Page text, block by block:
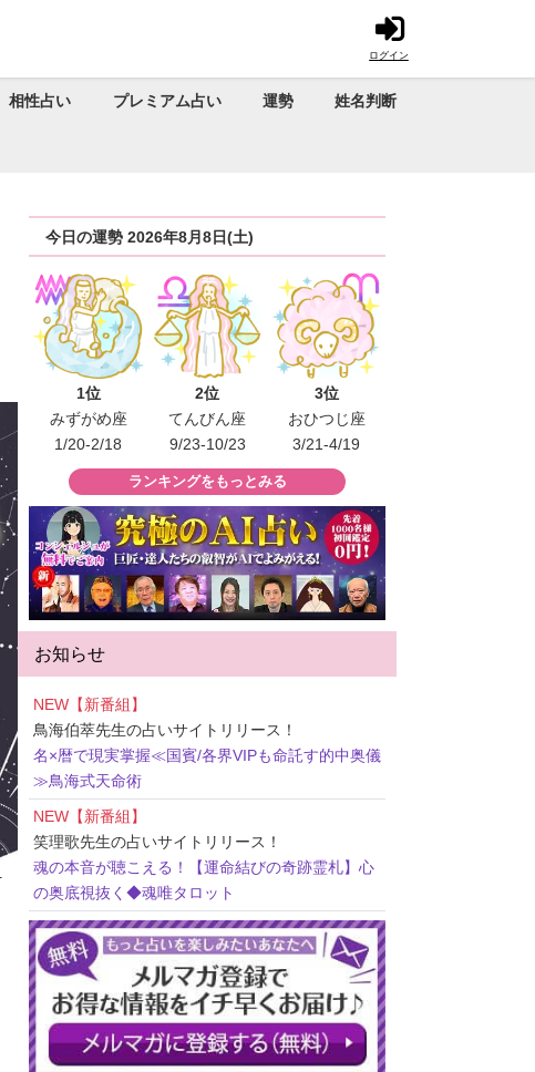
ログイン
相性占い プレミアム占い 運勢 姓名判断
今日の運勢 2026年8月8日(土)
1位
みずがめ座
1/20-2/18
2位
てんびん座
9/23-10/23
3位
おひつじ座
3/21-4/19
ランキングをもっとみる
お知らせ
NEW【新番組】
鳥海伯萃先生の占いサイトリリース！
名×暦で現実掌握≪国賓/各界VIPも命託す的中奥儀
≫鳥海式天命術
NEW【新番組】
笑理歌先生の占いサイトリリース！
魂の本音が聴こえる！【運命結びの奇跡霊札】心
の奥底視抜く◆魂唯タロット